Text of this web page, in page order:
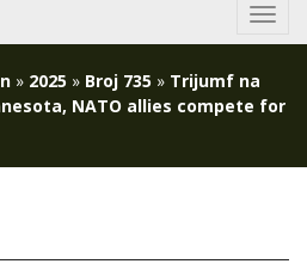
» 2025 » Broj 735 » Trijumf na
NATO allies compete for